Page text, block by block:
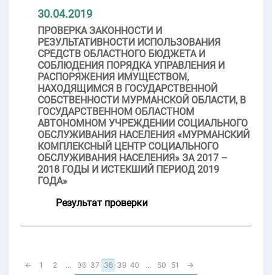
30.04.2019
ПРОВЕРКА ЗАКОННОСТИ И
РЕЗУЛЬТАТИВНОСТИ ИСПОЛЬЗОВАНИЯ
СРЕДСТВ ОБЛАСТНОГО БЮДЖЕТА И
СОБЛЮДЕНИЯ ПОРЯДКА УПРАВЛЕНИЯ И
РАСПОРЯЖЕНИЯ ИМУЩЕСТВОМ,
НАХОДЯЩИМСЯ В ГОСУДАРСТВЕННОЙ
СОБСТВЕННОСТИ МУРМАНСКОЙ ОБЛАСТИ, В
ГОСУДАРСТВЕННОМ ОБЛАСТНОМ
АВТОНОМНОМ УЧРЕЖДЕНИИ СОЦИАЛЬНОГО
ОБСЛУЖИВАНИЯ НАСЕЛЕНИЯ «МУРМАНСКИЙ
КОМПЛЕКСНЫЙ ЦЕНТР СОЦИАЛЬНОГО
ОБСЛУЖИВАНИЯ НАСЕЛЕНИЯ» ЗА 2017 –
2018 ГОДЫ И ИСТЕКШИЙ ПЕРИОД 2019
ГОДА»
Результат проверки
← 1 2 ... 36 37 38 39 40 ... 50 51 →